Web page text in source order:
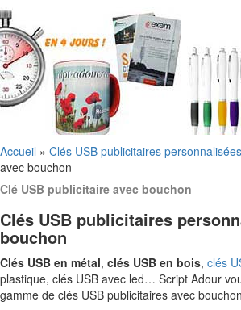
Accueil » Clés USB publicitaires personnalisées
avec bouchon
Clé USB publicitaire avec bouchon
Clés USB publicitaires
bouchon
Clés USB en métal, clés USB en bois, clés
plastique, clés USB avec led… Script Adour
gamme de clés USB publicitaires avec